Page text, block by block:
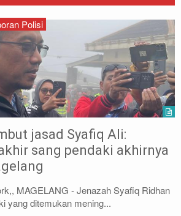
jasad Syafiq Ali:
sang pendaki akhirnya
MAGELANG - Jenazah Syafiq Ridhan
yang ditemukan mening...
Polisi